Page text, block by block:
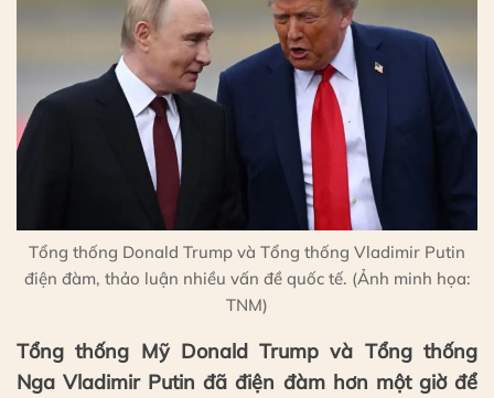
Tổng thống Donald Trump và Tổng thống Vladimir Putin
điện đàm, thảo luận nhiều vấn đề quốc tế. (Ảnh minh họa:
TNM)
Tổng thống Mỹ Donald Trump và Tổng thống
Nga Vladimir Putin đã điện đàm hơn một giờ để